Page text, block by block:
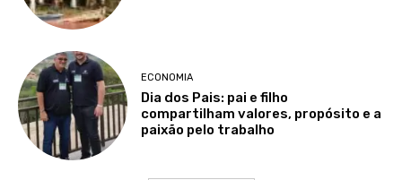
ECONOMIA
Dia dos Pais: pai e filho
compartilham valores, propósito e a
paixão pelo trabalho